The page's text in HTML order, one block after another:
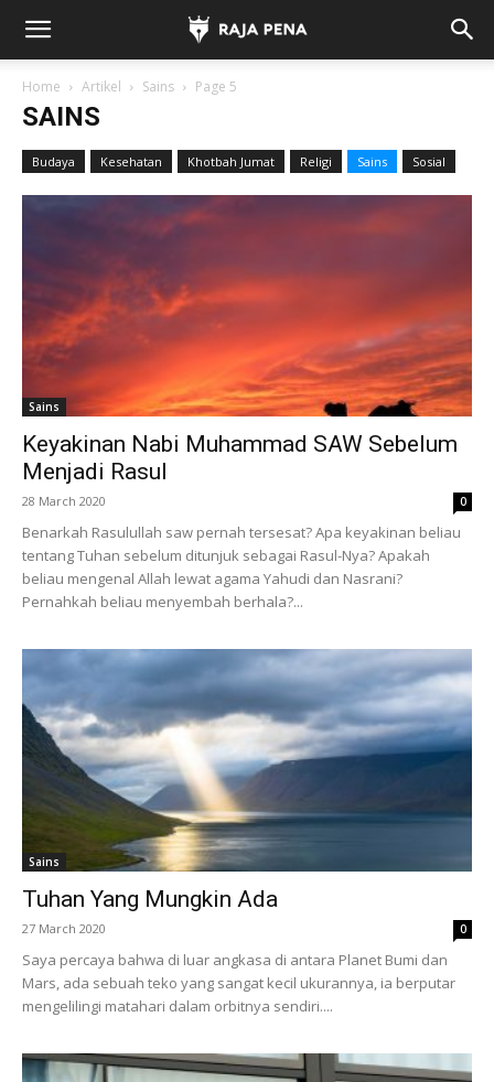
Home Artikel Sains Page 5
SAINS
Budaya Kesehatan Khotbah Jumat Religi Sains Sosial
Sains
Keyakinan Nabi Muhammad SAW Sebelum
Menjadi Rasul
28 March 2020 0
Benarkah Rasulullah saw pernah tersesat? Apa keyakinan beliau
tentang Tuhan sebelum ditunjuk sebagai Rasul-Nya? Apakah
beliau mengenal Allah lewat agama Yahudi dan Nasrani?
Pernahkah beliau menyembah berhala?...
Sains
Tuhan Yang Mungkin Ada
27 March 2020 0
Saya percaya bahwa di luar angkasa di antara Planet Bumi dan
Mars, ada sebuah teko yang sangat kecil ukurannya, ia berputar
mengelilingi matahari dalam orbitnya sendiri....